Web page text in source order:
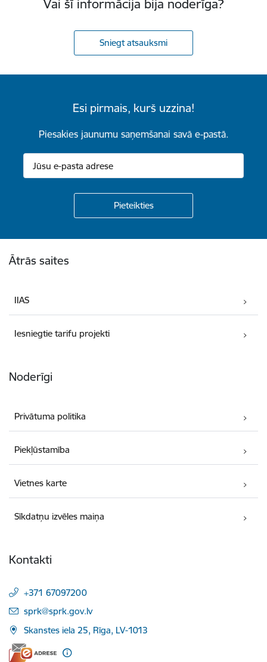
Vai šī informācija bija noderīga?
Sniegt atsauksmi
Esi pirmais, kurš uzzina!
Piesakies jaunumu saņemšanai savā e-pastā.
Ātrās saites
IIAS
Iesniegtie tarifu projekti
Noderīgi
Privātuma politika
Piekļūstamība
Vietnes karte
Sīkdatņu izvēles maiņa
Kontakti
+371 67097200
E-pasts:
sprk@sprk.gov.lv
Skanstes iela 25, Rīga, LV-1013